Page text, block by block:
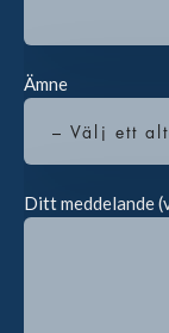
Ämne
Ditt meddelande